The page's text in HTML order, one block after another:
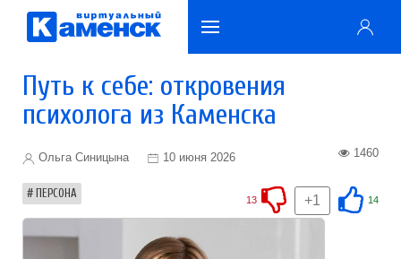
Путь к себе: откровения
психолога из Каменска
Ольга Синицына 10 июня 2026 1460
ПЕРСОНА 14
+1
13